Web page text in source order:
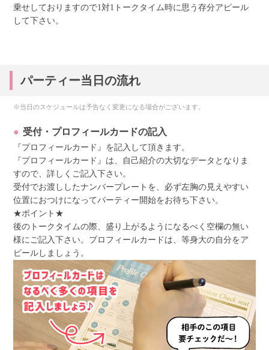
乗せしておりますので1対1トークタイム時に思う存分アピール
して下さい。
パーティー当日の流れ
※当日のスケジュールは予告なく変更になる場合がございます。
受付・プロフィールカードの記入
『プロフィールカード』を記入して頂きます。
『プロフィールカード』は、自己紹介の大切なデータとなりま
すので、詳しくご記入下さい。
受付でお渡ししたナンバープレートを、必ず左胸の見えやすい
位置におつけになってパーティー開始をお待ち下さい。
★ポイント★
後のトークタイムの際、盛り上がるようになるべく空欄の無い
様にご記入下さい。プロフィールカードは、等身大の自分をア
ピールしましょう。